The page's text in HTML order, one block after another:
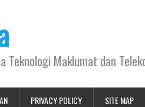
Teknologi Maklumat dan
PRIVACY POLICY SITE MAP